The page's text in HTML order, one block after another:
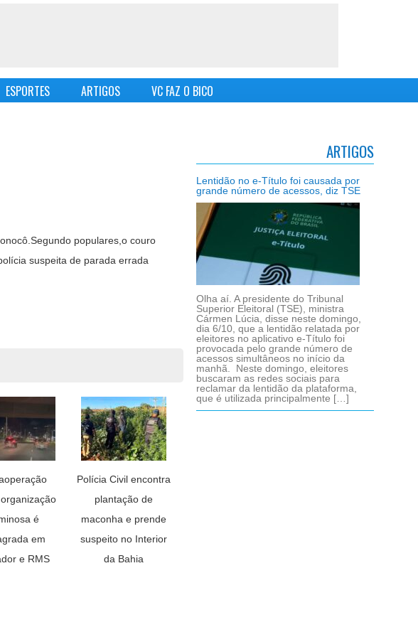
ESPORTES ARTIGOS VC FAZ O BICO
populares,o couro
suspeita de parada errada
é
em
e RMS
Polícia Civil encontra
plantação de
maconha e prende
suspeito no Interior
da Bahia
ARTIGOS
Lentidão no e-Título foi causada por
grande número de acessos, diz TSE
Olha aí. A presidente do Tribunal
Superior Eleitoral (TSE), ministra
Cármen Lúcia, disse neste domingo,
dia 6/10, que a lentidão relatada por
eleitores no aplicativo e-Título foi
provocada pelo grande número de
acessos simultâneos no início da
manhã. Neste domingo, eleitores
buscaram as redes sociais para
reclamar da lentidão da plataforma,
que é utilizada principalmente […]